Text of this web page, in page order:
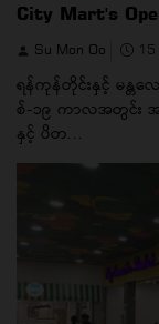
City Mart's
Su Mon Oo
ရန်ကုန်တိုင်းနှင့် မန္တ
စ်-၁၉ ကာလအတွင်း အ
နှင့် ပိတ...